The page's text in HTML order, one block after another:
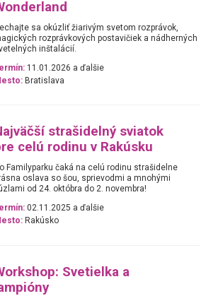
sa okúzliť žiarivým svetom rozprávok,
rozprávkových postavičiek a nádherných
inštalácií.
11.01.2026 a ďalšie
Bratislava
strašidelný sviatok
celú rodinu v Rakúsku
Familyparku čaká na celú rodinu strašidelne
oslava so šou, sprievodmi a mnohými
od 24. októbra do 2. novembra!
02.11.2025 a ďalšie
Rakúsko
Svetielka a